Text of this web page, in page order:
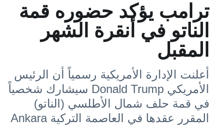
ترامب يؤكد حضوره قمة
الناتو في أنقرة الشهر
المقبل
أعلنت الإدارة الأمريكية رسمياً أن الرئيس
الأمريكي Donald Trump سيشارك شخصياً
في قمة حلف شمال الأطلسي (الناتو)
المقرر عقدها في العاصمة التركية Ankara